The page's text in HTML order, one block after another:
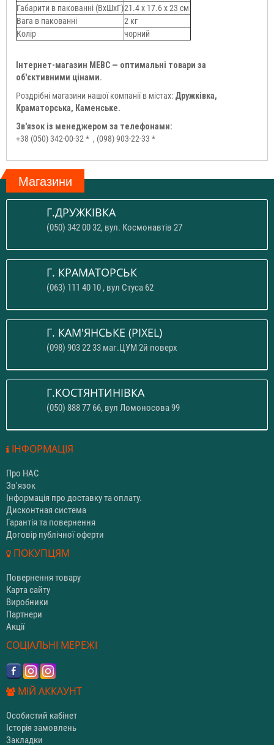
Габарити в пакованні (ВхШхГ)21.4 х 17.6 х 23 см
Вага в пакованні
2 кг
Колір
чорний
Інтернет-магазин МЕВС — оптимальні товари за
об'єктивними цінами.
Роздрібні магазини нашої компанії в містах: Дружківка,
Краматорська, Каменське.
Зв'язок із менеджером за телефонами:
+38 (050) 342-00-32 * , (098) 903-22-33 *
Магазини
Г.ДРУЖКІВКА
(050) 342 00 32, вул. Космонавтів 27
Г. КРАМАТОРСЬК
(063) 111 40 10 , вул Стуса 62
Г. КАМ'ЯНСЬКЕ (PIXEL)
(098) 903 22 33 маг.ЦУМ 2й поверх
Г.КОСТЯНТИНІВКА
(050) 888 77 66, вул Ломоносова 99
ІНФОРМАЦІЯ
Про НАС
Зв'язок
Інформація про доставку та оплату.
Дисконтная система
Гарантія та повернення
Договір публічної оферти
ПОКУПЦЯМ
Повернення товару
Карта сайту
Виробники
Партнери
Акції
СОЦІАЛЬНІ МЕРЕЖІ
МІЙ АККАУНТ
Особистий кабінет
Історія замовлень
Закладки